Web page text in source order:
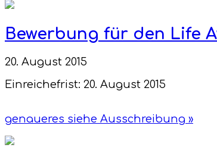
Bewerbung für den Life
20. August 2015
Einreichefrist: 20. August 2015
genaueres siehe Ausschreibung »